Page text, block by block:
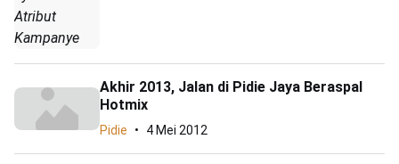
Atribut
Kampanye
Akhir 2013, Jalan di Pidie Jaya Beraspal
Hotmix
Pidie 4 Mei 2012